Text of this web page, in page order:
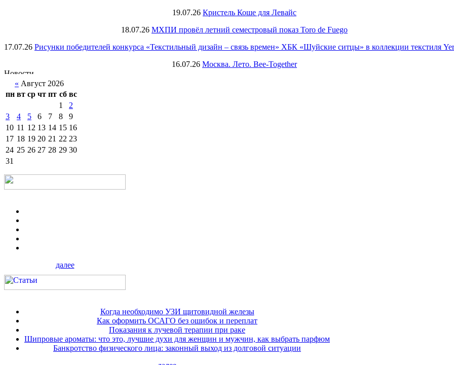
19.07.26 Кристель Коше для Левайс
18.07.26 МХПИ провёл летний семестровый показ Toro de Fuego
17.07.26 Рисунки победителей конкурса «Текстильный дизайн – связь времен» ХБК «Шуйские ситцы» в коллекции текстиля
16.07.26 Москва. Лето. Bee-Together
« Август 2026
пн вт ср чт пт сб вс
1
2
3
4 5 6 7 8
9
10 11 12 13 14 15 16
17 18 19 20 21 22 23
24 25 26 27 28 29 30
31
далее
Когда необходимо УЗИ щитовидной железы
Как оформить ОСАГО без ошибок и переплат
Показания к лучевой терапии при раке
Шипровые ароматы: что это, лучшие духи для женщин и мужчин, как выбрать парфюм
Банкротство физического лица: законный выход из долговой ситуации